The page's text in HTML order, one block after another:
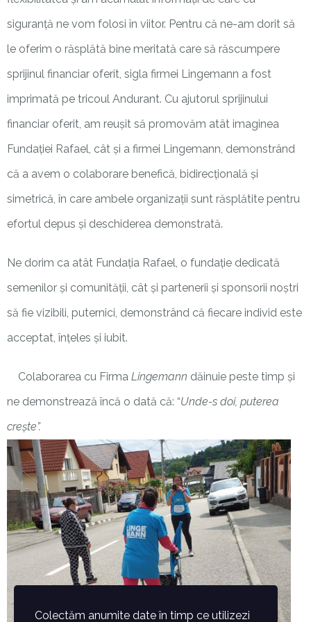
siguranță ne vom folosi în viitor. Pentru că ne-am dorit să
le oferim o răsplătă bine meritată care să răscumpere
sprijinul financiar oferit, sigla firmei Lingemann a fost
imprimată pe tricoul Andurant. Cu ajutorul sprijinului
financiar oferit, am reușit să promovăm atât imaginea
Fundației Rafael, cât și a firmei Lingemann, demonstrând
că a avem o colaborare benefică, bidirecțională și
simetrică, în care ambele organizații sunt răsplătite pentru
efortul depus și deschiderea demonstrată.
Ne dorim ca atât Fundația Rafael, o fundație dedicată
semenilor și comunității, cât și partenerii și sponsorii noștri
să fie vizibili, puternici, demonstrând că fiecare individ este
acceptat, înțeles și iubit.
Colaborarea cu Firma Lingemann dăinuie peste timp și
ne demonstrează încă o dată că: “Unde-s doi, puterea
crește”.
Colectăm anumite date în timp ce utilizezi